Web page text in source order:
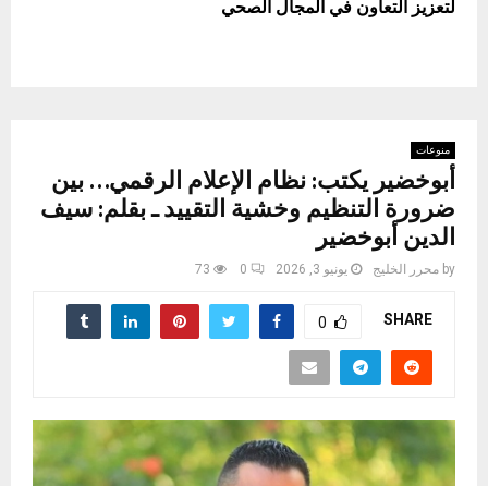
لتعزيز التعاون في المجال الصحي
منوعات
أبوخضير يكتب: نظام الإعلام الرقمي… بين
ضرورة التنظيم وخشية التقييد ـ بقلم: سيف
الدين أبوخضير
by محرر الخليج يونيو 3, 2026 0
73
SHARE
0